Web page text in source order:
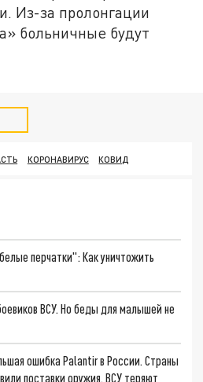
Из-за пролонгации
больничные будут
КОРОНАВИРУС КОВИД
перчатки": Как уничтожить
ВСУ. Но беды для малышей не
ошибка Palantir в России. Страны
поставки оружия. ВСУ теряют